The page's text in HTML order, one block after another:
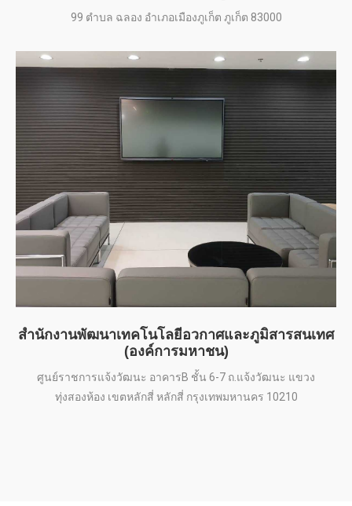
99 ตำบล ฉลอง อำเภอเมืองภูเก็ต ภูเก็ต 83000
สำนักงานพัฒนาเทคโนโลยีอวกาศและภูมิสารสนเทศ
(องค์การมหาชน)
ศูนย์ราชการแจ้งวัฒนะ อาคารB ชั้น 6-7 ถ.แจ้งวัฒนะ แขวง
ทุ่งสองห้อง เขตหลักสี่ หลักสี่ กรุงเทพมหานคร 10210